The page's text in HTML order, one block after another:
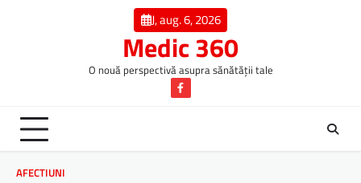
J, aug. 6, 2026
Medic 360
O nouă perspectivă asupra sănătății tale
Facebook
AFECTIUNI